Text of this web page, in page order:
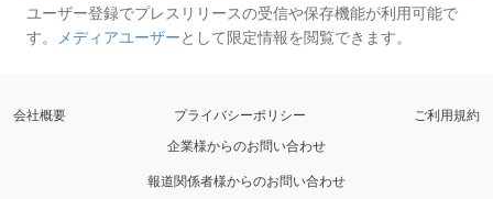
ユーザー登録でプレスリリースの受信や保存機能が利用可能で
す。 メディアユーザーとして限定情報を閲覧できます。
会社概要 プライバシーポリシー
ご利用規約
企業様からのお問い合わせ
報道関係者様からのお問い合わせ